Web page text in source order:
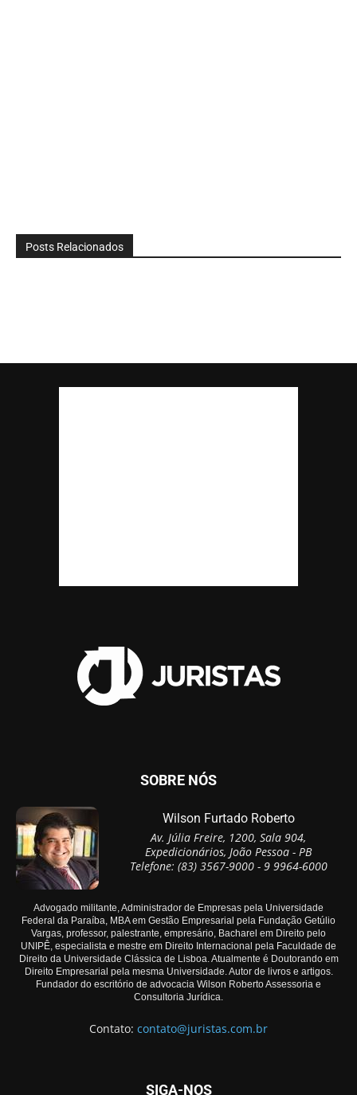
Posts Relacionados
SOBRE NÓS
Wilson Furtado Roberto
Av. Júlia Freire, 1200, Sala 904,
Expedicionários, João Pessoa - PB
Telefone: (83) 3567-9000 - 9 9964-6000
Advogado militante, Administrador de Empresas pela Universidade
Federal da Paraíba, MBA em Gestão Empresarial pela Fundação Getúlio
Vargas, professor, palestrante, empresário, Bacharel em Direito pelo
UNIPÊ, especialista e mestre em Direito Internacional pela Faculdade de
Direito da Universidade Clássica de Lisboa. Atualmente é Doutorando em
Direito Empresarial pela mesma Universidade. Autor de livros e artigos.
Fundador do escritório de advocacia Wilson Roberto Assessoria e
Consultoria Jurídica.
Contato: contato@juristas.com.br
SIGA-NOS